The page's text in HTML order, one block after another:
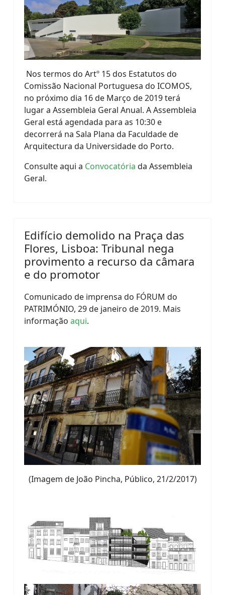
Nos termos do Artº 15 dos Estatutos do
Comissão Nacional Portuguesa do ICOMOS,
no próximo dia 16 de Março de 2019 terá
lugar a Assembleia Geral Anual. A Assembleia
Geral está agendada para as 10:30 e
decorrerá na Sala Plana da Faculdade de
Arquitectura da Universidade do Porto.
Consulte aqui a Convocatória da Assembleia
Geral.
Edifício demolido na Praça das
Flores, Lisboa: Tribunal nega
provimento a recurso da câmara
e do promotor
Comunicado de imprensa do FÓRUM do
PATRIMÓNIO, 29 de janeiro de 2019. Mais
informação aqui.
(Imagem de João Pincha, Público, 21/2/2017)